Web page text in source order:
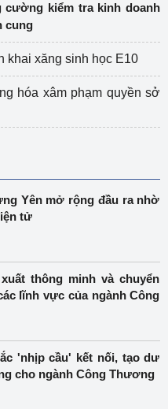
cường kiểm tra kinh doanh
cung
khai xăng sinh học E10
hóa xâm phạm quyền sở
Yên mở rộng đầu ra nhờ
tử
thông minh và chuyển
lĩnh vực của ngành Công
'nhịp cầu' kết nối, tạo dư
cho ngành Công Thương